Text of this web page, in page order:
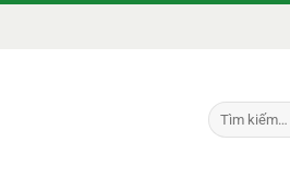
Tìm
kiếm: